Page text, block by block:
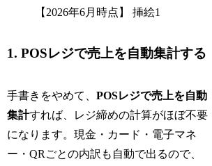
1. POSレジで売上を自動集計する
手書きをやめて、POSレジで売上を自動
集計すれば、レジ締めの計算がほぼ不要
になります。現金・カード・電子マネ
ー・QRごとの内訳も自動で出るので、